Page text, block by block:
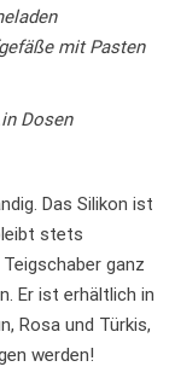
mit Pasten
Dosen
Das Silikon ist
stets
ganz
Er ist erhältlich in
Rosa und Türkis,
werden!